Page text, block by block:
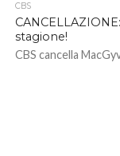
CBS
stagione!
CBS cancella